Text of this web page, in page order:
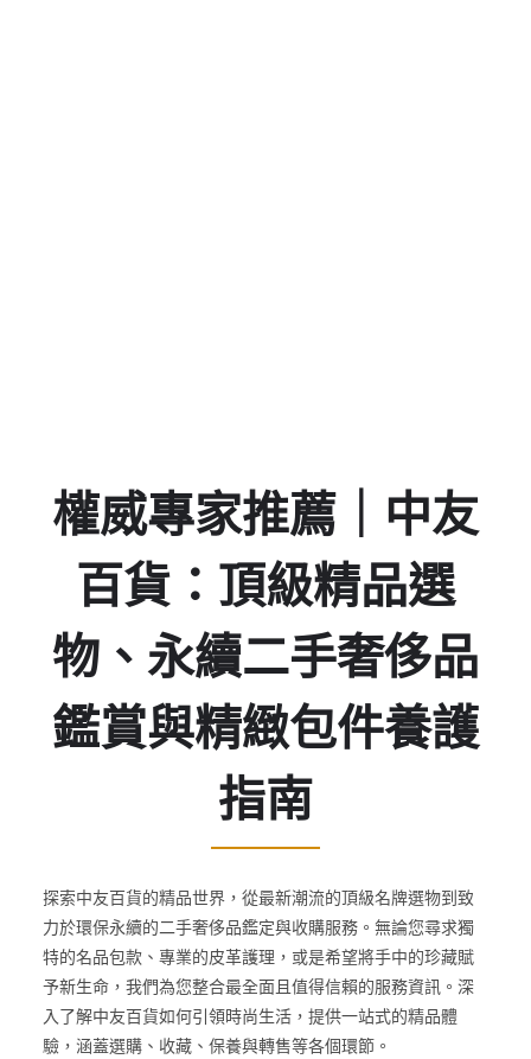
權威專家推薦｜中友
百貨：頂級精品選
物、永續二手奢侈品
鑑賞與精緻包件養護
指南
探索中友百貨的精品世界，從最新潮流的頂級名牌選物到致
力於環保永續的二手奢侈品鑑定與收購服務。無論您尋求獨
特的名品包款、專業的皮革護理，或是希望將手中的珍藏賦
予新生命，我們為您整合最全面且值得信賴的服務資訊。深
入了解中友百貨如何引領時尚生活，提供一站式的精品體
驗，涵蓋選購、收藏、保養與轉售等各個環節。